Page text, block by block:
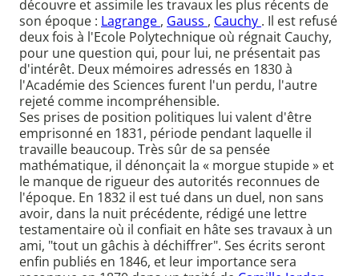
découvre et assimile les travaux les plus récents de
son époque : Lagrange , Gauss , Cauchy . Il est refusé
deux fois à l'Ecole Polytechnique où régnait Cauchy,
pour une question qui, pour lui, ne présentait pas
d'intérêt. Deux mémoires adressés en 1830 à
l'Académie des Sciences furent l'un perdu, l'autre
rejeté comme incompréhensible.
Ses prises de position politiques lui valent d'être
emprisonné en 1831, période pendant laquelle il
travaille beaucoup. Très sûr de sa pensée
mathématique, il dénonçait la « morgue stupide » et
le manque de rigueur des autorités reconnues de
l'époque. En 1832 il est tué dans un duel, non sans
avoir, dans la nuit précédente, rédigé une lettre
testamentaire où il confiait en hâte ses travaux à un
ami, "tout un gâchis à déchiffrer". Ses écrits seront
enfin publiés en 1846, et leur importance sera